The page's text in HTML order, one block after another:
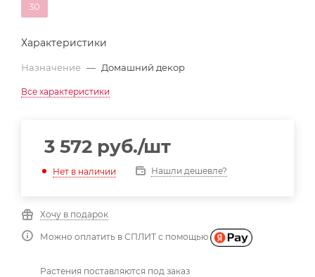
30
Характеристики
Назначение — Домашний декор
Все характеристики
3 572 руб./шт
Нет в наличии Нашли дешевле?
Хочу в подарок
Можно оплатить в СПЛИТ с помощью
Растения поставляются под заказ